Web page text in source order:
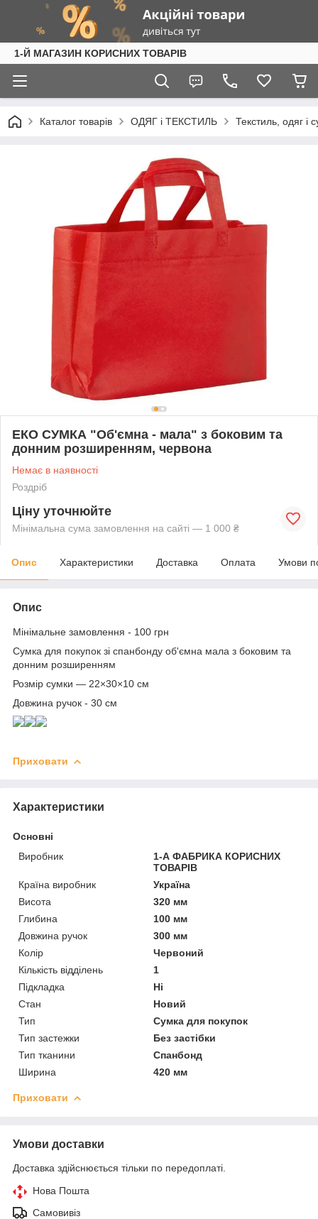
1-Й МАГАЗИН КОРИСНИХ ТОВАРІВ
Каталог товарів ОДЯГ і ТЕКСТИЛЬ Текстиль, одяг і
ЕКО СУМКА "Об'ємна - мала" з боковим та
донним розширенням, червона
Немає в наявності
Роздріб
Ціну уточнюйте
Мінімальна сума замовлення на сайті — 1 000 ₴
Опис Характеристики Доставка Оплата Умови
Опис
Мінімальне замовлення - 100 грн
Сумка для покупок зі спанбонду об'ємна мала з боковим та
донним розширенням
Розмір сумки — 22×30×10 см
Довжина ручок - 30 см
Приховати
Характеристики
Основні
Виробник
1-А ФАБРИКА КОРИСНИХ
ТОВАРІВ
Країна виробник
Україна
Висота
320 мм
Глибина
100 мм
Довжина ручок
300 мм
Колір
Червоний
Кількість відділень
1
Підкладка
Ні
Стан
Новий
Тип
Сумка для покупок
Тип застежки
Без застібки
Тип тканини
Спанбонд
Ширина
420 мм
Приховати
Умови доставки
Доставка здійснюється тільки по передоплаті.
Нова Пошта
Самовивіз